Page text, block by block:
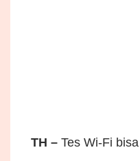
TH – Tes Wi-Fi